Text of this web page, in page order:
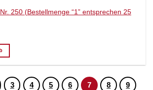
250 (Bestellmenge “1” entsprechen 25
3 4 5 6 7 8
9